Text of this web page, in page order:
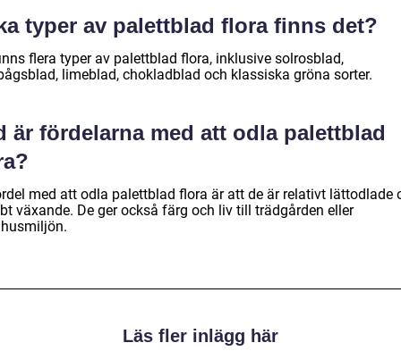
typer av palettblad flora finns det?
flera typer av palettblad flora, inklusive solrosblad,
limeblad, chokladblad och klassiska gröna sorter.
är fördelarna med att odla palettblad
med att odla palettblad flora är att de är relativt lättodlade
växande. De ger också färg och liv till trädgården eller
Läs fler inlägg här